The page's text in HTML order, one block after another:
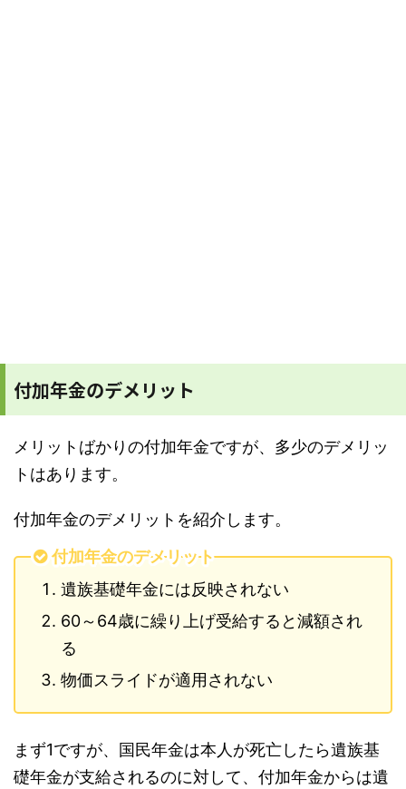
付加年金のデメリット
メリットばかりの付加年金ですが、多少のデメリッ
トはあります。
付加年金のデメリットを紹介します。
付加年金のデメリット
遺族基礎年金には反映されない
60～64歳に繰り上げ受給すると減額され
る
物価スライドが適用されない
まず1ですが、国民年金は本人が死亡したら遺族基
礎年金が支給されるのに対して、付加年金からは遺